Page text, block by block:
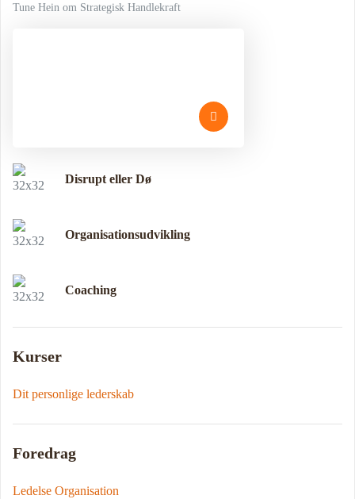
Tune Hein om Strategisk Handlekraft
Disrupt eller Dø
Organisationsudvikling
Coaching
Kurser
Dit personlige lederskab
Foredrag
Ledelse Organisation